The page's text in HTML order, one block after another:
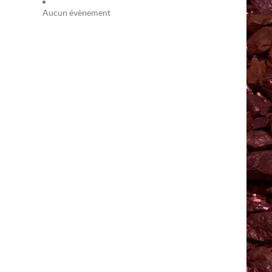
Aucun évènement